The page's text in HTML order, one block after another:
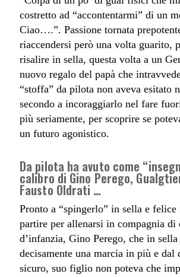
costretto ad “accontentarmi” di un
Ciao….”. Passione tornata
riaccendersi però una volta guarito,
risalire in sella, questa volta a un
nuovo regalo del papà che
“stoffa” da pilota non aveva esitato
secondo a incoraggiarlo nel fare
più seriamente, per scoprire se
un futuro agonistico.
Da pilota ha avuto come
calibro di Gino Perego,
Fausto Oldrati …
Pronto a “spingerlo” in sella e felice
partire per allenarsi in compagnia di
d’infanzia, Gino Perego, che in sella
decisamente una marcia in più e dal
sicuro, suo figlio non poteva che